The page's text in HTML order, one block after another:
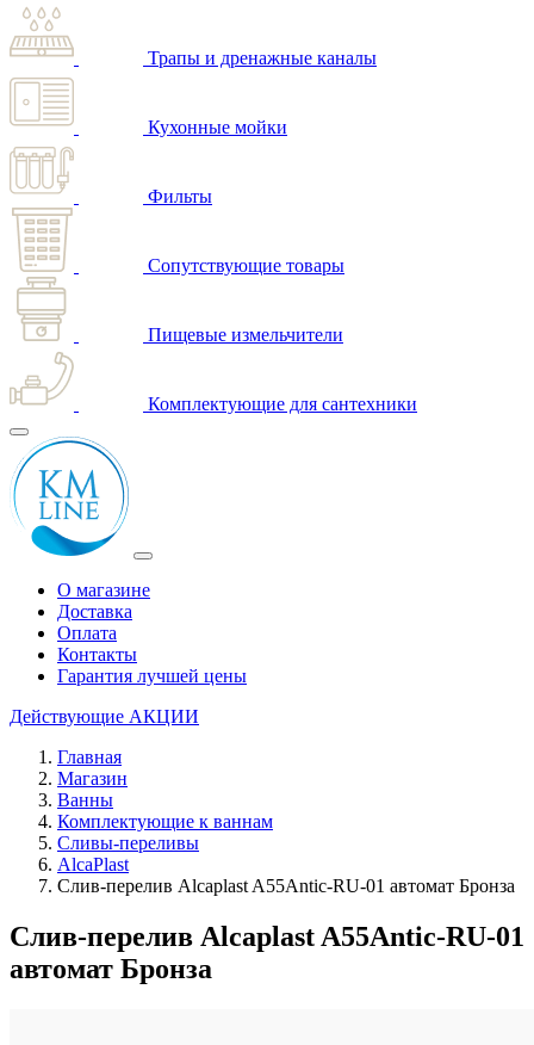
Трапы и дренажные каналы
Кухонные мойки
Фильты
Сопутствующие товары
Пищевые измельчители
Комплектующие для сантехники
О магазине
Доставка
Оплата
Контакты
Гарантия лучшей цены
Действующие АКЦИИ
Главная
Магазин
Ванны
Комплектующие к ваннам
Сливы-переливы
AlcaPlast
Слив-перелив Alcaplast A55Antic-RU-01 автомат Бронза
Слив-перелив Alcaplast A55Antic-RU-01
автомат Бронза